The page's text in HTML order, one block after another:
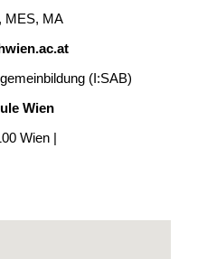
TERMINE
MES, MA
(I:SAB)
Wien
Wien |